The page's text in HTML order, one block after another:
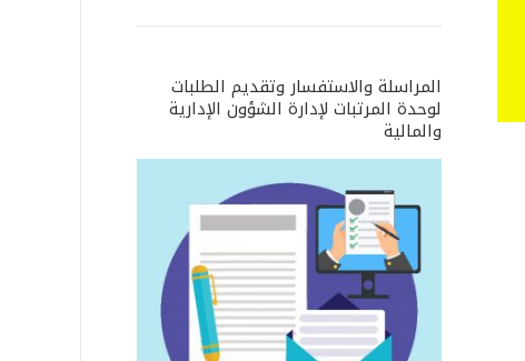
المراسلة والاستفسار وتقديم الطلبات
لوحدة المرتبات لإدارة الشؤون الإدارية
والمالية